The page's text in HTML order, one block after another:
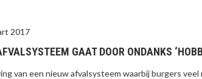
2017
GAAT DOOR ONDANKS
van een nieuw afvalsysteem waarbij burgers